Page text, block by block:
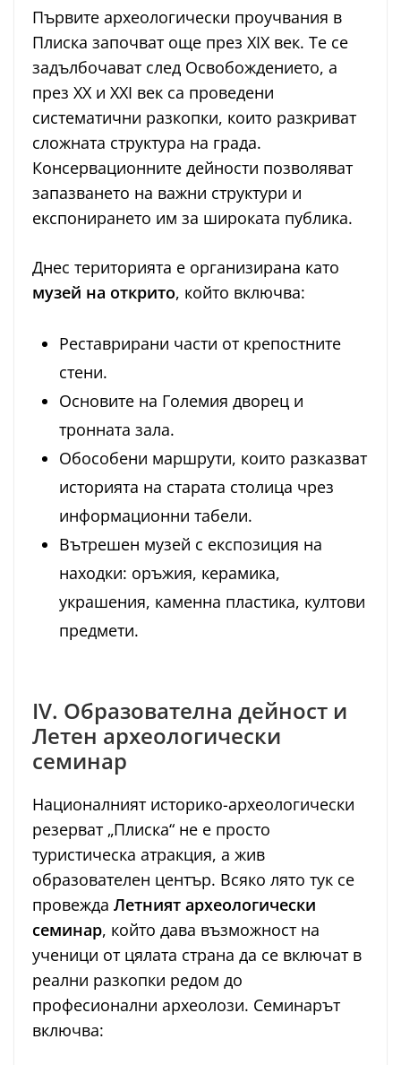
Първите археологически проучвания в
Плиска започват още през XIX век. Те се
задълбочават след Освобождението, а
през XX и XXI век са проведени
систематични разкопки, които разкриват
сложната структура на града.
Консервационните дейности позволяват
запазването на важни структури и
експонирането им за широката публика.
Днес територията е организирана като
музей на открито, който включва:
Реставрирани части от крепостните
стени.
Основите на Големия дворец и
тронната зала.
Обособени маршрути, които разказват
историята на старата столица чрез
информационни табели.
Вътрешен музей с експозиция на
находки: оръжия, керамика,
украшения, каменна пластика, култови
предмети.
IV. Образователна дейност и
Летен археологически
семинар
Националният историко-археологически
резерват „Плиска“ не е просто
туристическа атракция, а жив
образователен център. Всяко лято тук се
провежда Летният археологически
семинар, който дава възможност на
ученици от цялата страна да се включат в
реални разкопки редом до
професионални археолози. Семинарът
включва: